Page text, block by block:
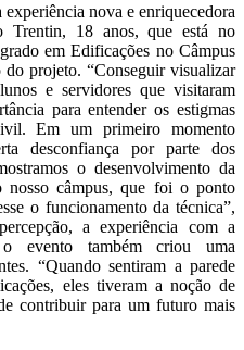
nova e enriquecedora
Trentin, 18 anos, que está no
em Edificações no Câmpus
projeto. “Conseguir visualizar
e servidores que visitaram
para entender os estigmas
Em um primeiro momento
desconfiança por parte dos
o desenvolvimento da
nosso câmpus, que foi o ponto
o funcionamento da técnica”,
a experiência com a
evento também criou uma
“Quando sentiram a parede
eles tiveram a noção de
contribuir para um futuro mais